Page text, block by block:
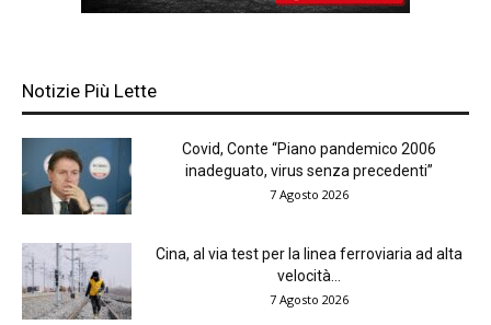
Notizie Più Lette
Covid, Conte “Piano pandemico 2006
inadeguato, virus senza precedenti”
7 Agosto 2026
Cina, al via test per la linea ferroviaria ad alta
velocità...
7 Agosto 2026